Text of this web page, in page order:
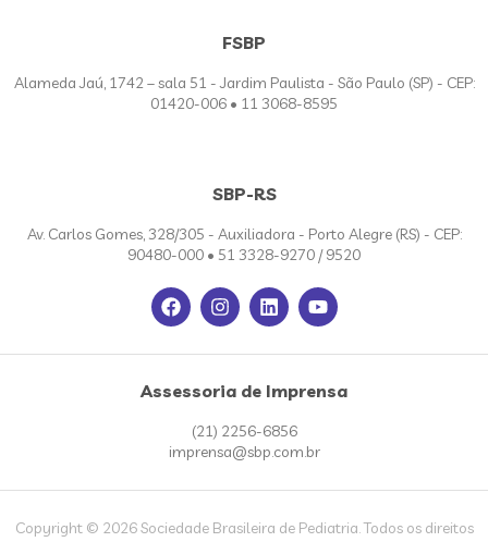
FSBP
Alameda Jaú, 1742 – sala 51 - Jardim Paulista - São Paulo (SP) - CEP:
01420-006 • 11 3068-8595
SBP-RS
Av. Carlos Gomes, 328/305 - Auxiliadora - Porto Alegre (RS) - CEP:
90480-000 • 51 3328-9270 / 9520
Assessoria de Imprensa
(21) 2256-6856
imprensa@sbp.com.br
Copyright © 2026 Sociedade Brasileira de Pediatria. Todos os direitos